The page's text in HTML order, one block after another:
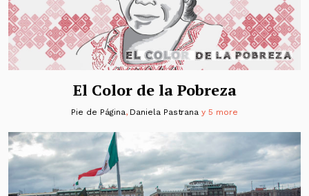
El Color de la Pobreza
Pie de Página, Daniela Pastrana y 5 more